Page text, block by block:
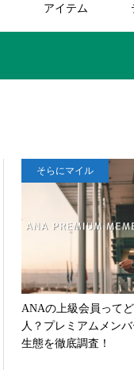
アイテム
そらにマイル
ANAの上級会員って
人？プレミアムメン
生態を徹底調査！